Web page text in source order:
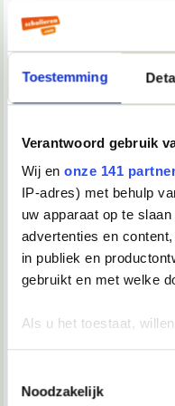
Toestemming
Verantwoord gebruik
Wij en onze 141
IP-adres) met behulp
uw apparaat op te
advertenties en
in publiek en
gebruikt en met welke
Als u het toestaat,
Uw apparaat
Noodzakelijk
Als ik morgen tijd heb,
ze even.
__________________
08-12-2007, 17:39
Oooh, Junior
Ik kijk ook en ik vind dat
08-12-2007, 17:40
Martiño
Andijvie schreef:
Oooh, Junior
Andijvie, je daalt nu
__________________
08-12-2007, 17:44